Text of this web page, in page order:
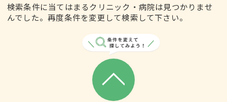
検索条件に当てはまるクリニック・病院は見つかりませ
んでした。再度条件を変更して検索して下さい。